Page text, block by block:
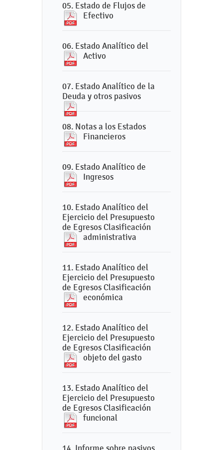
05. Estado de Flujos de
Efectivo
06. Estado Analítico del
Activo
07. Estado Analítico de la
Deuda y otros pasivos
08. Notas a los Estados
Financieros
09. Estado Analítico de
Ingresos
10. Estado Analítico del
Ejercicio del Presupuesto
de Egresos Clasificación
administrativa
11. Estado Analítico del
Ejercicio del Presupuesto
de Egresos Clasificación
económica
12. Estado Analítico del
Ejercicio del Presupuesto
de Egresos Clasificación
objeto del gasto
13. Estado Analítico del
Ejercicio del Presupuesto
de Egresos Clasificación
funcional
14. Informe sobre pasivos